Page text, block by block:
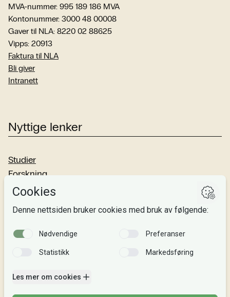
MVA-nummer: 995 189 186 MVA
Kontonummer: 3000 48 00008
Gaver til NLA: 8220 02 88625
Vipps: 20913
Faktura til NLA
Bli giver
Intranett
Nyttige lenker
Studier
Forskning
Om oss
Si fra!
Følg oss